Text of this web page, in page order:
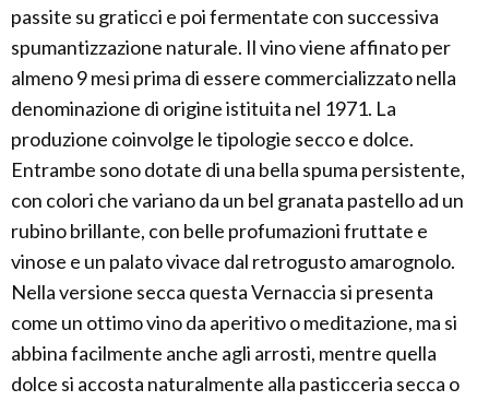
passite su graticci e poi fermentate con successiva
spumantizzazione naturale. Il vino viene affinato per
almeno 9 mesi prima di essere commercializzato nella
denominazione di origine istituita nel 1971. La
produzione coinvolge le tipologie secco e dolce.
Entrambe sono dotate di una bella spuma persistente,
con colori che variano da un bel granata pastello ad un
rubino brillante, con belle profumazioni fruttate e
vinose e un palato vivace dal retrogusto amarognolo.
Nella versione secca questa Vernaccia si presenta
come un ottimo vino da aperitivo o meditazione, ma si
abbina facilmente anche agli arrosti, mentre quella
dolce si accosta naturalmente alla pasticceria secca o